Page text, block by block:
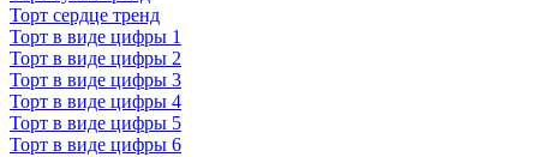
Торт сердце тренд
Торт в виде цифры 1
Торт в виде цифры 2
Торт в виде цифры 3
Торт в виде цифры 4
Торт в виде цифры 5
Торт в виде цифры 6